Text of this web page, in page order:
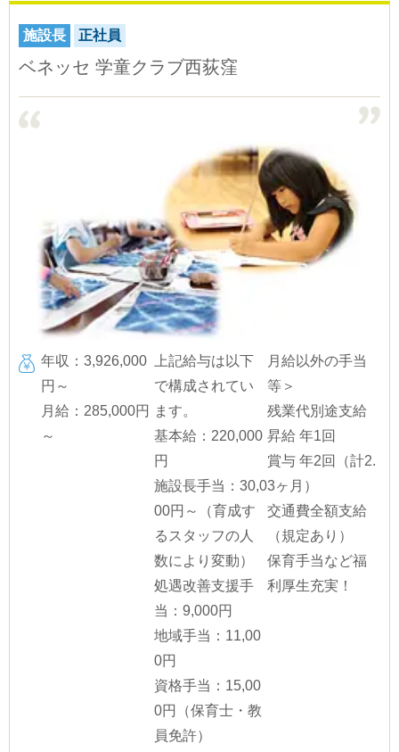
施設長 正社員
ベネッセ 学童クラブ西荻窪
年収：3,926,000
円～
月給：285,000円
～
上記給与は以下
で構成されてい
ます。
基本給：220,000
円
施設長手当：30,0
00円～（育成す
るスタッフの人
数により変動）
処遇改善支援手
当：9,000円
地域手当：11,00
0円
資格手当：15,00
0円（保育士・教
員免許）
月給以外の手当
等＞
残業代別途支給
昇給 年1回
賞与 年2回（計2.
3ヶ月）
交通費全額支給
（規定あり）
保育手当など福
利厚生充実！